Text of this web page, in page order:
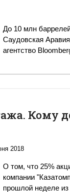
До 10 млн
Саудовская
агентство
Кому
2018
О том, что 25%
компании
прошлой неделе из